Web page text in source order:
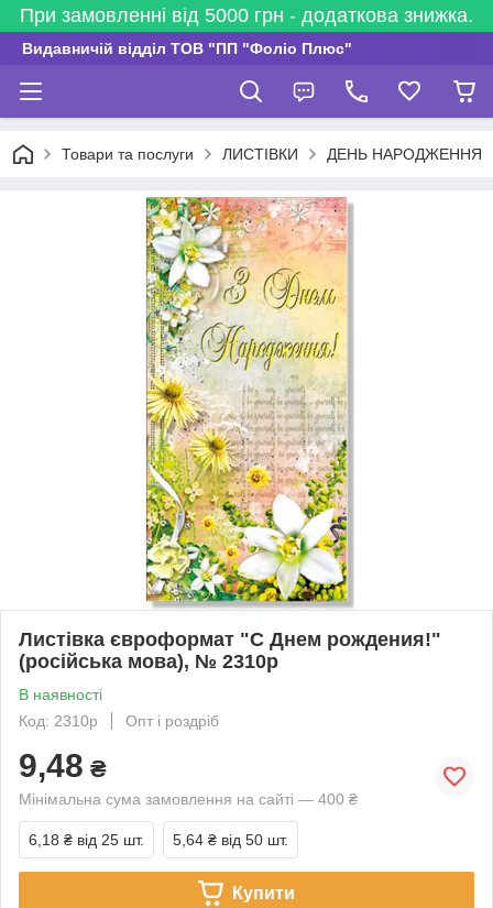
При замовленні від 5000 грн - додаткова знижка.
Видавничій відділ ТОВ "ПП "Фоліо Плюс"
Товари та послуги ЛИСТІВКИ ДЕНЬ НАРОДЖЕННЯ
Листівка євроформат "С Днем рождения!"
(російська мова), № 2310р
В наявності
Код: 2310р
Опт і роздріб
9,48 ₴
Мінімальна сума замовлення на сайті — 400 ₴
6,18 ₴ від 25 шт. 5,64 ₴ від 50 шт.
Купити